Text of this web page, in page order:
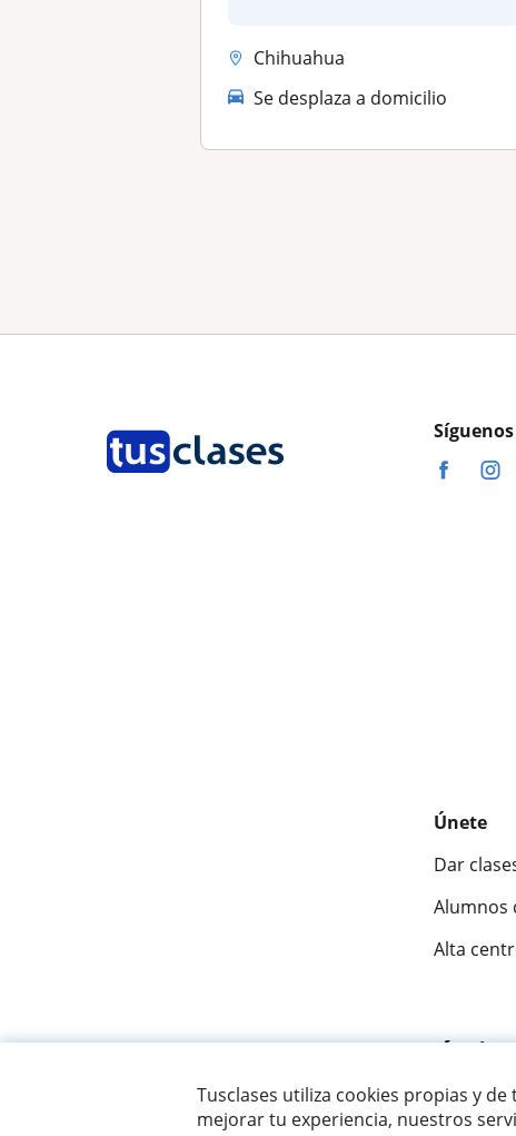
Tusclases utiliza cookies propias y
mejorar tu experiencia, nuestros
Chihuahua
Se desplaza a domicilio
Únete
Dar
Alumnos
Alta
© 2007 - 2026 Tusclases.mx